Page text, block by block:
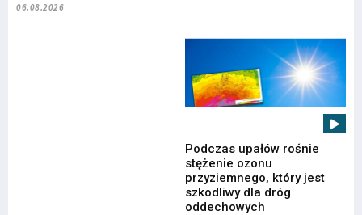
06.08.2026
Podczas upałów rośnie
stężenie ozonu
przyziemnego, który jest
szkodliwy dla dróg
oddechowych